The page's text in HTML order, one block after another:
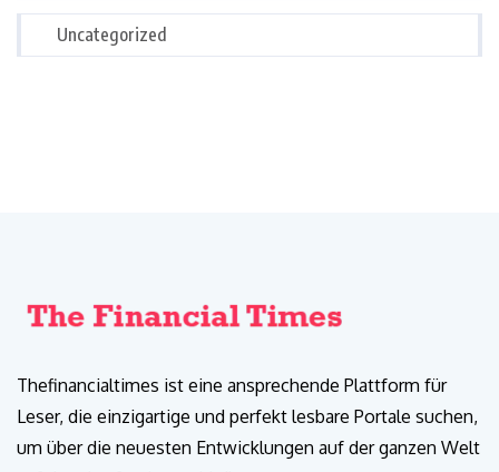
Uncategorized
Thefinancialtimes ist eine ansprechende Plattform für
Leser, die einzigartige und perfekt lesbare Portale suchen,
um über die neuesten Entwicklungen auf der ganzen Welt